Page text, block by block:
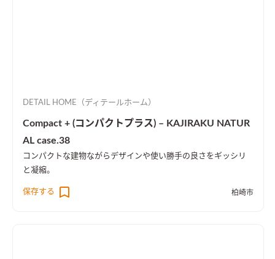
DETAIL HOME（ディテールホーム）
Compact + (コンパクトプラス) – KAJIRAKU NATUR
AL case.38
コンパクトな建物ながらデザインや使い勝手の良さをギッシリ
と凝縮。
保存する 柏崎市